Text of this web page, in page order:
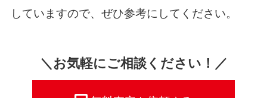
していますので、ぜひ参考にしてください。
＼お気軽にご相談ください！／